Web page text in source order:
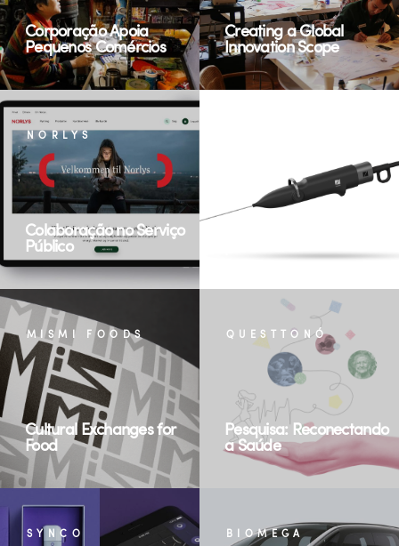
Corporação Apoia
Pequenos Comércios
Creating a Global
Innovation Scope
NORLYS
Colaboração no Serviço
Público
MISMI FOODS
Cultural Exchanges for
Food
QUESTTONÓ
Pesquisa: Reconectando
a Saúde
SYNCO BIOMEGA